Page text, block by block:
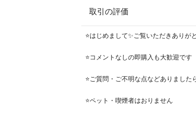
⭐️製品特長／メリット
・乾燥肌をやわらかく落ち着かせます。
・エッセンシャルオイルを効率的に
（保湿剤）。
肌に異常が生じていないかよく注意
妊娠中、授乳中の方、お子様は、ご使
取引の評価
⭐️はじめまして✨ご覧いただきありが
⭐️コメントなしの即購入も大歓迎です
⭐️ご質問・ご不明な点などありまし
⭐️ペット・喫煙者はおりません